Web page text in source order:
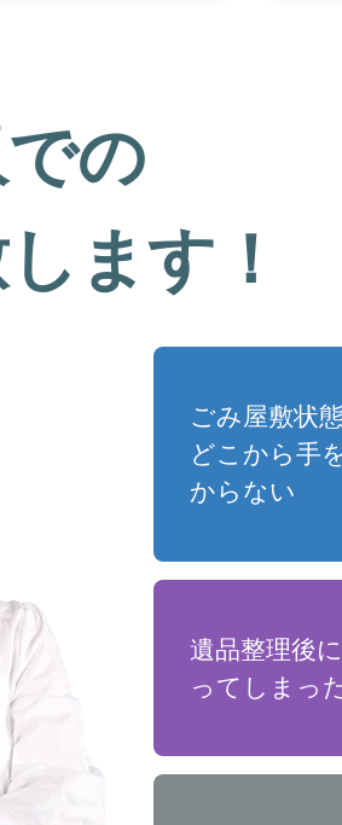
の
ます！
ごみ屋敷状
どこから手
からない
遺品整理後
ってしまっ